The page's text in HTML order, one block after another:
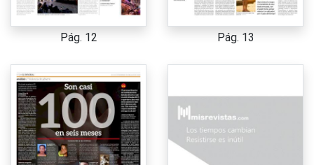
Pág. 12 Pág. 13